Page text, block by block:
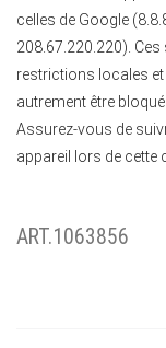
celles de Google
208.67.220.220).
restrictions locales
autrement être
Assurez-vous de
appareil lors de cette
ART.1063856